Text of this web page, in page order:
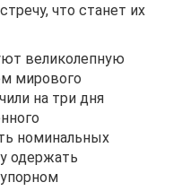
что станет их
великолепную
мирового
на три дня
номинальных
одержать